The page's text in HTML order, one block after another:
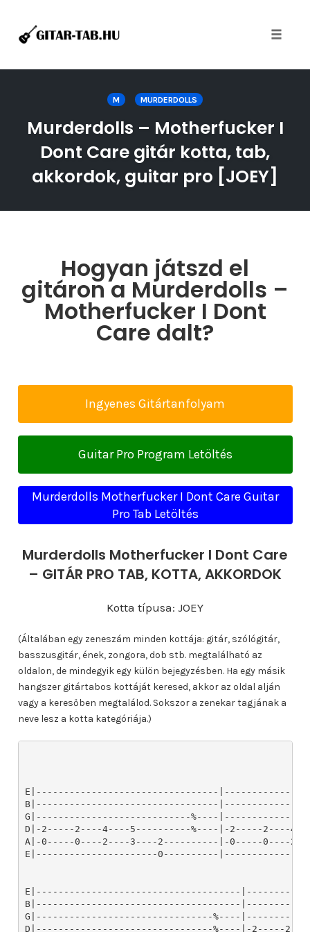
M MURDERDOLLS
Murderdolls – Motherfucker I
Dont Care gitár kotta, tab,
akkordok, guitar pro [JOEY]
Hogyan játszd el
gitáron a Murderdolls –
Motherfucker I Dont
Care dalt?
Ingyenes Gitártanfolyam
Guitar Pro Program Letöltés
Murderdolls Motherfucker I Dont Care Guitar
Pro Tab Letöltés
Murderdolls Motherfucker I Dont Care
– GITÁR PRO TAB, KOTTA, AKKORDOK
Kotta típusa: JOEY
(Általában egy zeneszám minden kottája: gitár, szólógitár,
basszusgitár, ének, zongora, dob stb. megtalálható az
oldalon, de mindegyik egy külön bejegyzésben. Ha egy másik
hangszer gitártabos kottáját keresed, akkor az oldal alján
vagy a keresőben megtalálod. Sokszor a zenekar tagjának a
neve lesz a kotta kategóriája.)
E|---------------------------------
B|---------------------------------
G|----------------------------%----
D|-2-----2----4----5----------%----|-2-----2----
A|-0-----0----2----3----2----------|-0-----0----
E|----------------------0----------
E|-------------------------------------
B|-------------------------------------
G|--------------------------------%----
D|--------------------------------%----|-2-----